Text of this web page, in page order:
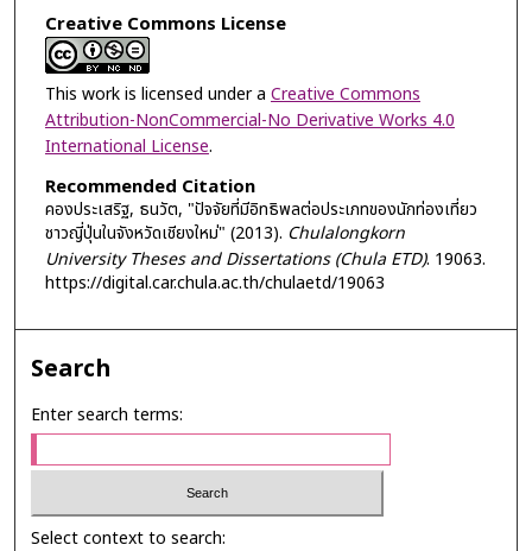
Creative Commons License
This work is licensed under a Creative Commons
Attribution-NonCommercial-No Derivative Works 4.0
International License.
Recommended Citation
คองประเสริฐ, ธนวัต, "ปัจจัยที่มีอิทธิพลต่อประเภทของนักท่องเที่ยว
ชาวญี่ปุ่นในจังหวัดเชียงใหม่" (2013). Chulalongkorn
University Theses and Dissertations (Chula ETD). 19063.
https://digital.car.chula.ac.th/chulaetd/19063
Search
Enter search terms:
Select context to search: